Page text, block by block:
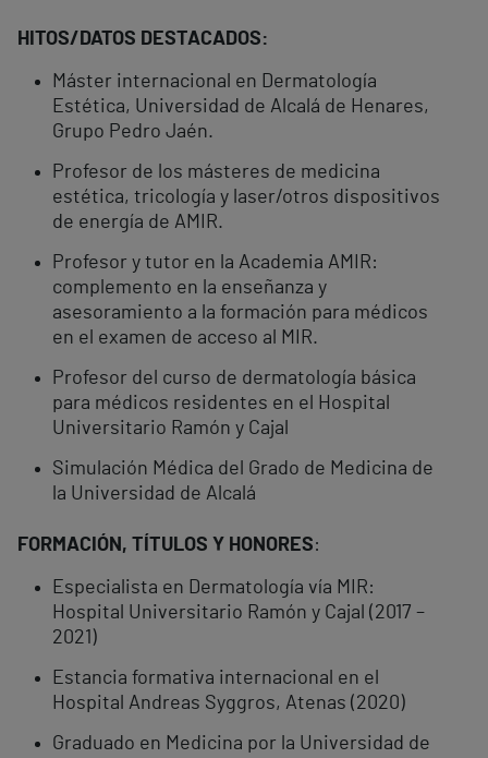
HITOS/DATOS DESTACADOS:
Máster internacional en Dermatología
Estética, Universidad de Alcalá de Henares,
Grupo Pedro Jaén.
Profesor de los másteres de medicina
estética, tricología y laser/otros dispositivos
de energía de AMIR.
Profesor y tutor en la Academia AMIR:
complemento en la enseñanza y
asesoramiento a la formación para médicos
en el examen de acceso al MIR.
Profesor del curso de dermatología básica
para médicos residentes en el Hospital
Universitario Ramón y Cajal
Simulación Médica del Grado de Medicina de
la Universidad de Alcalá
FORMACIÓN, TÍTULOS Y HONORES:
Especialista en Dermatología vía MIR:
Hospital Universitario Ramón y Cajal (2017 –
2021)
Estancia formativa internacional en el
Hospital Andreas Syggros, Atenas (2020)
Graduado en Medicina por la Universidad de